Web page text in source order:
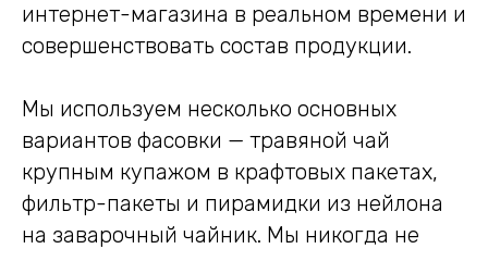
интернет-магазина в реальном времени и
совершенствовать состав продукции.
Мы используем несколько основных
вариантов фасовки — травяной чай
крупным купажом в крафтовых пакетах,
фильтр-пакеты и пирамидки из нейлона
на заварочный чайник. Мы никогда не